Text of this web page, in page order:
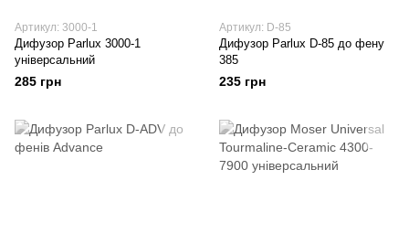
Артикул: 3000-1
Дифузор Parlux 3000-1
універсальний
285 грн
Артикул: D-85
Дифузор Parlux D-85 до фену
385
235 грн